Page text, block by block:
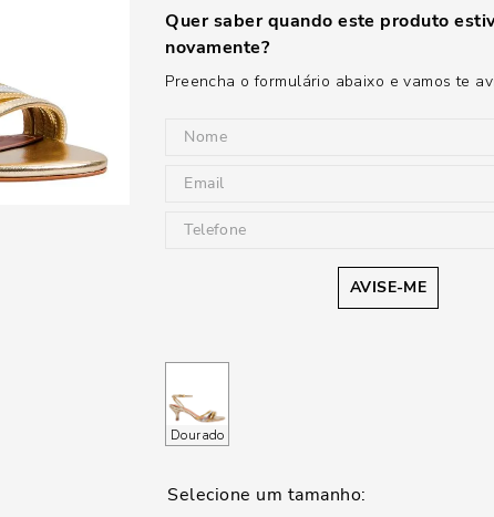
Quer saber quando este produto
novamente?
Preencha o formulário abaixo e vamos te
AVISE-ME
Dourado